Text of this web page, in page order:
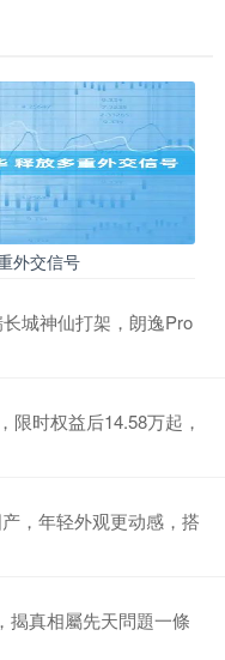
外交信号
城神仙打架，朗逸Pro
限时权益后14.58万起，
，年轻外观更动感，搭
揭真相屬先天問題一條